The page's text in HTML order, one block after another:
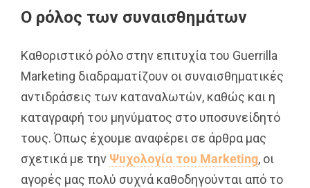
Ο ρόλος των συναισθημάτων
Καθοριστικό ρόλο στην επιτυχία του Guerrilla
Marketing διαδραματίζουν οι συναισθηματικές
αντιδράσεις των καταναλωτών, καθώς και η
καταγραφή του μηνύματος στο υποσυνείδητό
τους. Όπως έχουμε αναφέρει σε άρθρα μας
σχετικά με την Ψυχολογία του Marketing, οι
αγορές μας πολύ συχνά καθοδηγούνται από το